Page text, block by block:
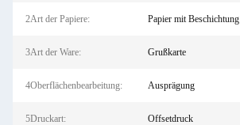
2Art der Papiere: Papier mit Beschichtung
3Art der Ware: Grußkarte
4Oberflächenbearbeitung: Ausprägung
5Druckart: Offsetdruck